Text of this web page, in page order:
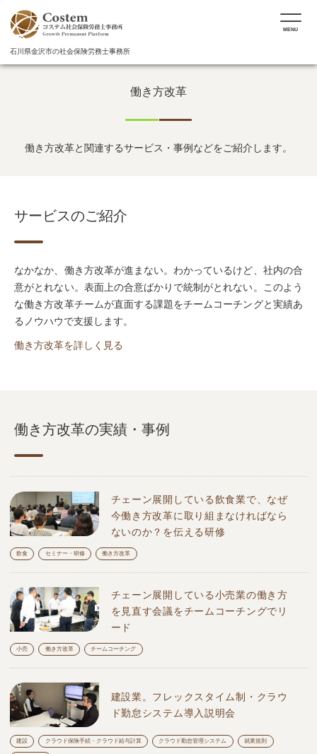
石川県金沢市の社会保険労務士事務所
MENU
働き方改革
働き方改革と関連するサービス・事例などをご紹介します。
サービスのご紹介
なかなか、働き方改革が進まない。わかっているけど、社内の合
意がとれない。表面上の合意ばかりで統制がとれない。このよう
な働き方改革チームが直面する課題をチームコーチングと実績あ
るノウハウで支援します。
働き方改革を詳しく見る
働き方改革の実績・事例
飲食 セミナー・研修 働き方改革
チェーン展開している飲食業で、なぜ
今働き方改革に取り組まなければなら
ないのか？を伝える研修
小売 働き方改革 チームコーチング
チェーン展開している小売業の働き方
を見直す会議をチームコーチングでリ
ード
建設 クラウド保険手続・クラウド給与計算 クラウド勤怠管理システム 就業規則
建設業。フレックスタイム制・クラウ
ド勤怠システム導入説明会